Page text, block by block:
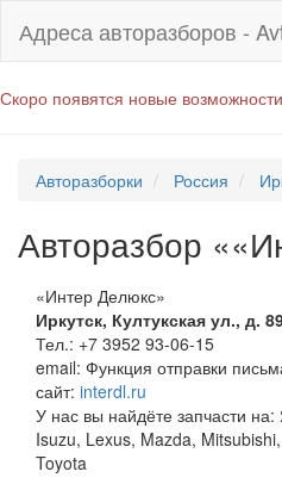
Адреса авторазборов -
Скоро появятся новые
Авторазборки Россия
Авторазбор
«Интер Делюкс»
Иркутск, Култукская ул., д.
Тел.: +7 3952 93-06-15
email: Функция отправки
сайт: interdl.ru
У нас вы найдёте запчасти
Isuzu, Lexus, Mazda,
Toyota